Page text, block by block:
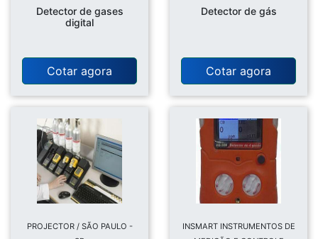
Detector de gases
digital
Cotar agora
Detector de gás
Cotar agora
PROJECTOR / SÃO PAULO -
INSMART INSTRUMENTOS DE